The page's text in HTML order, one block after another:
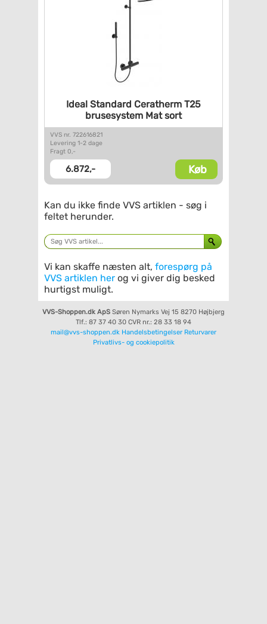
Ideal Standard Ceratherm T25
brusesystem Mat sort
VVS nr. 722616821
Levering 1-2 dage
Fragt 0,-
6.872,- Køb
Kan du ikke finde VVS artiklen - søg i
feltet herunder.
Vi kan skaffe næsten alt, forespørg på
VVS artiklen her og vi giver dig besked
hurtigst muligt.
VVS-Shoppen.dk ApS Søren Nymarks Vej 15 8270 Højbjerg
Tlf.: 87 37 40 30 CVR nr.: 28 33 18 94
mail@vvs-shoppen.dk Handelsbetingelser Returvarer
Privatlivs- og cookiepolitik